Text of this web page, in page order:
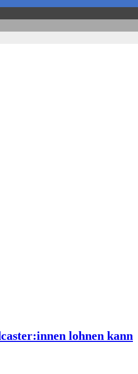
lohnen kann